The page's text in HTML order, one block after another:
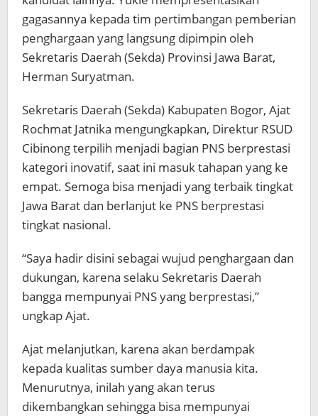
gagasannya kepada tim pertimbangan pemberian
penghargaan yang langsung dipimpin oleh
Sekretaris Daerah (Sekda) Provinsi Jawa Barat,
Herman Suryatman.
Sekretaris Daerah (Sekda) Kabupaten Bogor, Ajat
Rochmat Jatnika mengungkapkan, Direktur RSUD
Cibinong terpilih menjadi bagian PNS berprestasi
kategori inovatif, saat ini masuk tahapan yang ke
empat. Semoga bisa menjadi yang terbaik tingkat
Jawa Barat dan berlanjut ke PNS berprestasi
tingkat nasional.
“Saya hadir disini sebagai wujud penghargaan dan
dukungan, karena selaku Sekretaris Daerah
bangga mempunyai PNS yang berprestasi,”
ungkap Ajat.
Ajat melanjutkan, karena akan berdampak
kepada kualitas sumber daya manusia kita.
Menurutnya, inilah yang akan terus
dikembangkan sehingga bisa mempunyai